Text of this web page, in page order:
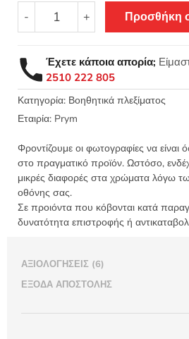
-
Δείκτες
πόντων
Prym
611882
ποσότητα
+ Προσθήκη
Έχετε κάποια απορία;
2510 222 805
Κατηγορία: Βοηθητικά πλεξίματος
Εταιρία: Prym
Φροντίζουμε οι φωτογραφίες να είναι
στο πραγματικό προϊόν. Ωστόσο,
μικρές διαφορές στα χρώματα λόγω
οθόνης σας.
Σε προιόντα που κόβονται κατά
δυνατότητα επιστροφής ή
ΑΞΙΟΛΟΓΉΣΕΙΣ (6)
ΈΞΟΔΑ ΑΠΟΣΤΟΛΉΣ